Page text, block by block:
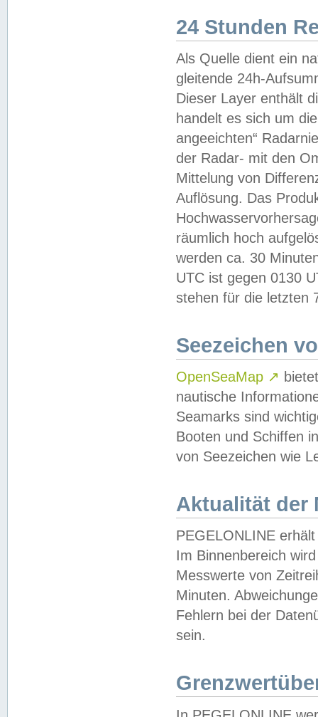
24 Stunden
Als Quelle dient ein
gleitende 24h-
Dieser Layer enthält
handelt es sich um
angeeichten“
der Radar- mit den
Mittelung von
Auflösung. Das
räumlich hoch
werden ca. 30
UTC ist gegen 0130
stehen für die letzten
Seezeichen
OpenSeaMap ↗
nautische
Seamarks sind
Booten und Schiffen
von Seezeichen wie
Aktualität der
PEGELONLINE
Im Binnenbereich
Messwerte von
Minuten.
Fehlern bei der
sein.